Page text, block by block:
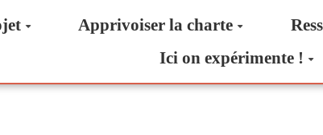
Apprivoiser la charte
Ici on expérimente !